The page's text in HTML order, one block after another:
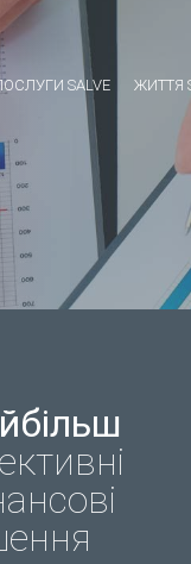
SALVE ЖИТТЯ